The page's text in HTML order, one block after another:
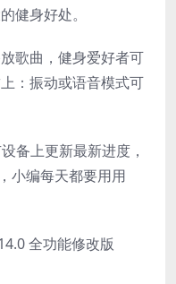
健身好处。
歌曲，健身爱好者可
：振动或语音模式可
备上更新最新进度，
小编每天都要用用